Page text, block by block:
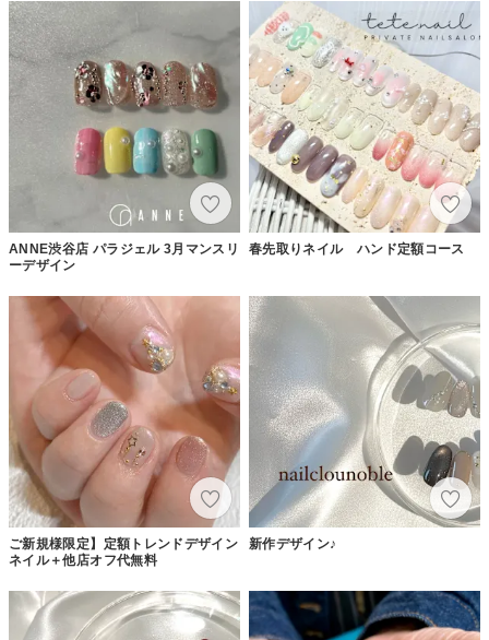
ANNE渋谷店 パラジェル 3月マンスリ
ーデザイン
春先取りネイル ハンド定額コース
ご新規様限定】定額トレンドデザイン
ネイル＋他店オフ代無料
新作デザイン♪